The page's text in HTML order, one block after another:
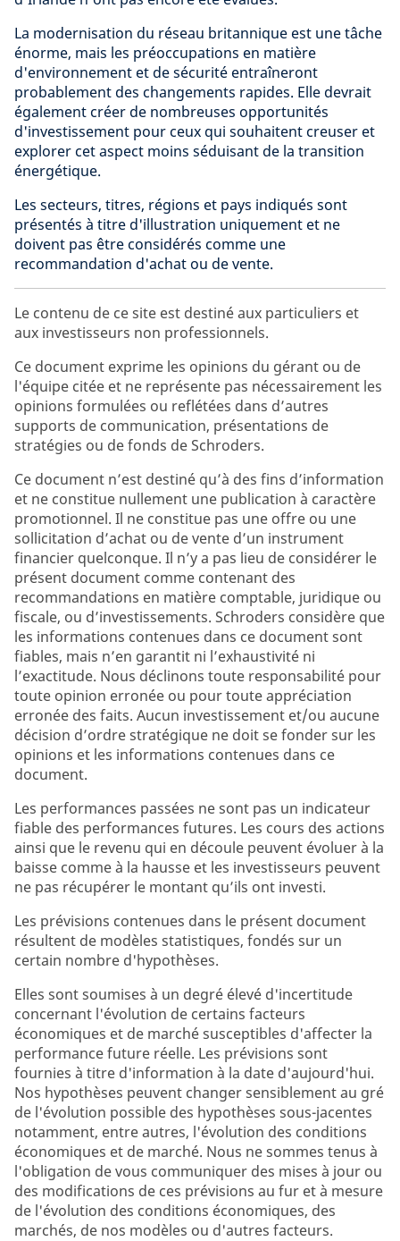
La modernisation du réseau britannique est une tâche
énorme, mais les préoccupations en matière
d'environnement et de sécurité entraîneront
probablement des changements rapides. Elle devrait
également créer de nombreuses opportunités
d'investissement pour ceux qui souhaitent creuser et
explorer cet aspect moins séduisant de la transition
énergétique.
Les secteurs, titres, régions et pays indiqués sont
présentés à titre d'illustration uniquement et ne
doivent pas être considérés comme une
recommandation d'achat ou de vente.
Le contenu de ce site est destiné aux particuliers et
aux investisseurs non professionnels.
Ce document exprime les opinions du gérant ou de
l'équipe citée et ne représente pas nécessairement les
opinions formulées ou reflétées dans d’autres
supports de communication, présentations de
stratégies ou de fonds de Schroders.
Ce document n’est destiné qu’à des fins d’information
et ne constitue nullement une publication à caractère
promotionnel. Il ne constitue pas une offre ou une
sollicitation d’achat ou de vente d’un instrument
financier quelconque. Il n’y a pas lieu de considérer le
présent document comme contenant des
recommandations en matière comptable, juridique ou
fiscale, ou d’investissements. Schroders considère que
les informations contenues dans ce document sont
fiables, mais n’en garantit ni l’exhaustivité ni
l’exactitude. Nous déclinons toute responsabilité pour
toute opinion erronée ou pour toute appréciation
erronée des faits. Aucun investissement et/ou aucune
décision d’ordre stratégique ne doit se fonder sur les
opinions et les informations contenues dans ce
document.
Les performances passées ne sont pas un indicateur
fiable des performances futures. Les cours des actions
ainsi que le revenu qui en découle peuvent évoluer à la
baisse comme à la hausse et les investisseurs peuvent
ne pas récupérer le montant qu’ils ont investi.
Les prévisions contenues dans le présent document
résultent de modèles statistiques, fondés sur un
certain nombre d'hypothèses.
Elles sont soumises à un degré élevé d'incertitude
concernant l'évolution de certains facteurs
économiques et de marché susceptibles d'affecter la
performance future réelle. Les prévisions sont
fournies à titre d'information à la date d'aujourd'hui.
Nos hypothèses peuvent changer sensiblement au gré
de l'évolution possible des hypothèses sous-jacentes
notamment, entre autres, l'évolution des conditions
économiques et de marché. Nous ne sommes tenus à
l'obligation de vous communiquer des mises à jour ou
des modifications de ces prévisions au fur et à mesure
de l'évolution des conditions économiques, des
marchés, de nos modèles ou d'autres facteurs.